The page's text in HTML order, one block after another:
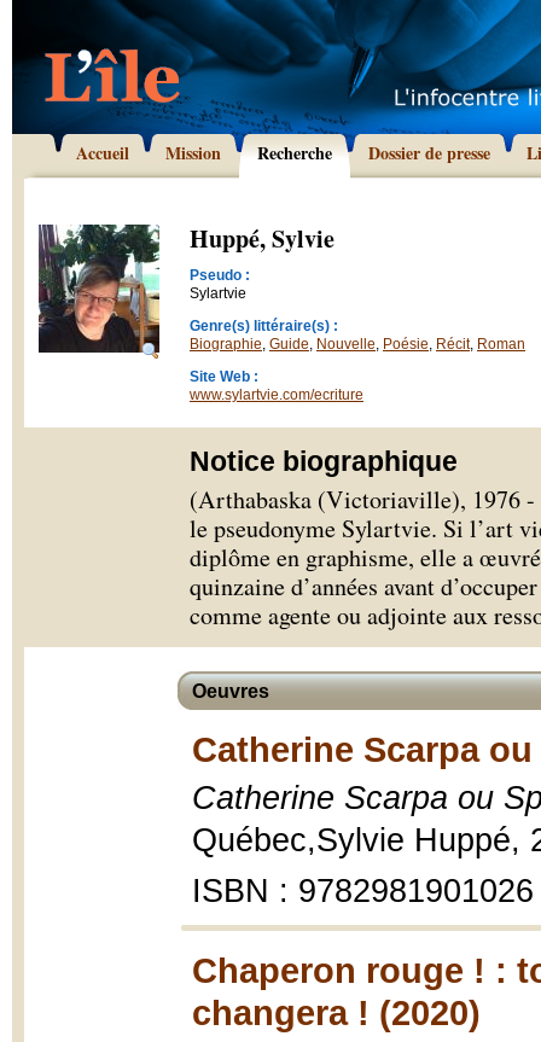
Accueil Mission Recherche Dossier de presse
Huppé, Sylvie
Pseudo :
Sylartvie
Genre(s) littéraire(s) :
Biographie, Guide, Nouvelle, Poésie, Récit, Roman
Site Web :
www.sylartvie.com/ecriture
Notice biographique
(Arthabaska (Victoriaville), 1976 -
le pseudonyme Sylartvie. Si l’art
diplôme en graphisme, elle a
quinzaine d’années avant
comme agente ou adjointe aux
Oeuvres
Catherine Scarpa
Catherine Scarpa ou
Québec,Sylvie Huppé,
ISBN : 9782981901026
Chaperon rouge ! :
changera ! (2020)